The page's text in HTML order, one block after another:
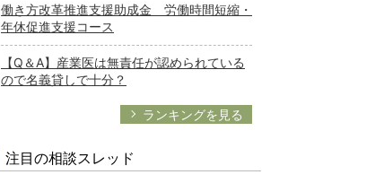
働き方改革推進支援助成金 労働時間短縮・
年休促進支援コース
【Q＆A】産業医は無責任が認められている
ので名義貸しで十分？
ランキングを見る
注目の相談スレッド